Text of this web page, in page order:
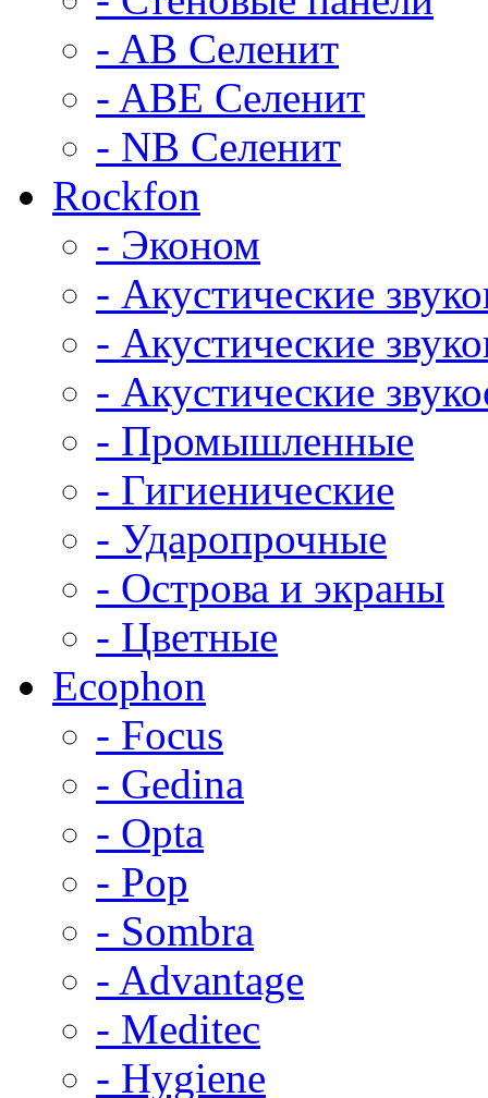
- AB Селенит
- ABE Селенит
- NB Селенит
Rockfon
- Эконом
- Акустические
- Акустические
- Акустические
- Промышленные
- Гигиенические
- Ударопрочные
- Острова и экраны
- Цветные
Ecophon
- Focus
- Gedina
- Opta
- Pop
- Sombra
- Advantage
- Meditec
- Hygiene